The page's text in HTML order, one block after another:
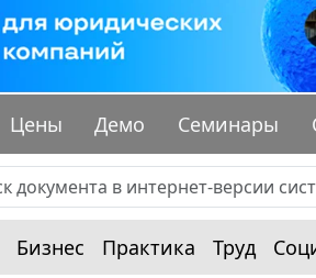
Цены Демо Семинары
Бизнес Практика Труд